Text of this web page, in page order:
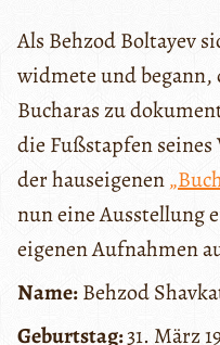
Als Behzod Boltayev
widmete und begann,
Bucharas zu
die Fußstapfen
der hauseigenen
nun eine Ausstellung
eigenen Aufnahmen
Name:Behzod
Geburtstag:31. März